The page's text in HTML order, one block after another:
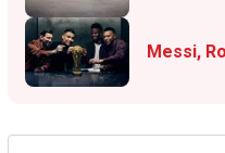
Messi,